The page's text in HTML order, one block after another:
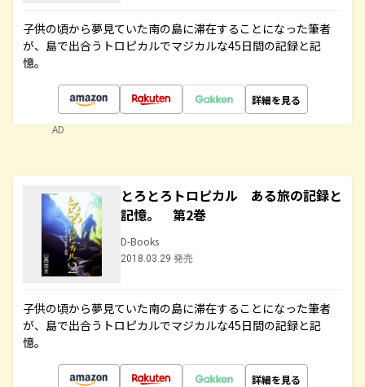
子供の頃から夢見ていた南の島に滞在することになった筆者
が、島で出合うトロピカルでマジカルな45日間の記録と記
憶。
詳細を見る
AD
とろとろトロピカル ある旅の記録と
記憶。 第2巻
D-Books
2018.03.29 発売
子供の頃から夢見ていた南の島に滞在することになった筆者
が、島で出合うトロピカルでマジカルな45日間の記録と記
憶。
詳細を見る